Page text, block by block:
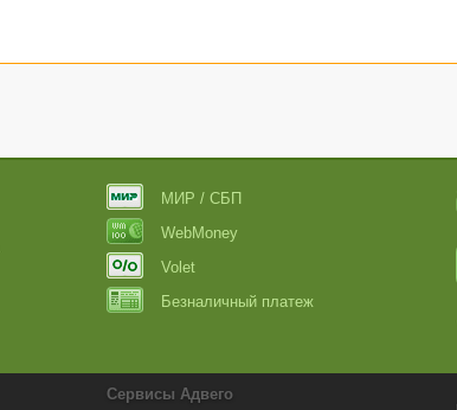
МИР / СБП
WebMoney
Volet
Безналичный платеж
Сервисы Адвего